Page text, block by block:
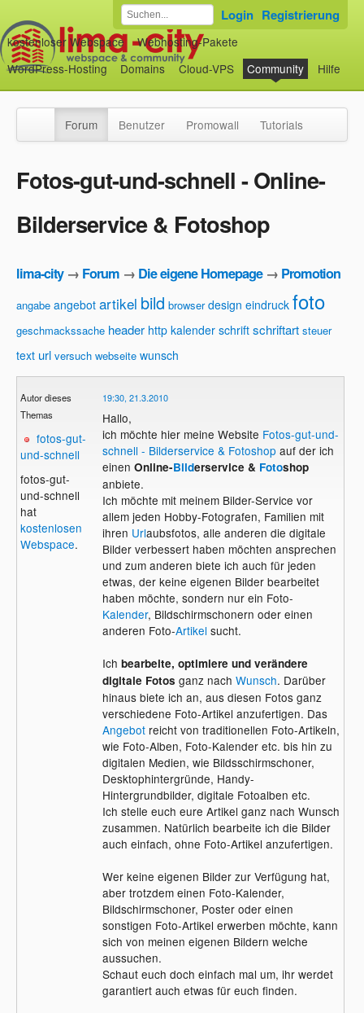
kostenloser Webspace
Webhosting-Pakete
WordPress-Hosting
Domains Cloud-VPS Community Hilfe
Login Registrierung
Forum Benutzer Promowall Tutorials
Fotos-gut-und-schnell - Online-
Bilderservice & Fotoshop
lima-city→ Forum → Die eigene Homepage→ Promotion
angabe angebot artikel bild browser design eindruck foto
geschmackssache header http kalender schrift schriftart steuer
text url versuch webseite wunsch
Autor dieses
Themas
fotos-gut-
und-schnell
fotos-gut-
und-schnell
hat
kostenlosen
Webspace.
19:30, 21.3.2010
Hallo,
ich möchte hier meine Website Fotos-gut-und-
schnell - Bilderservice & Fotoshop auf der ich
einen Online-Bilderservice & Fotoshop
anbiete.
Ich möchte mit meinem Bilder-Service vor
allem jeden Hobby-Fotografen, Familien mit
ihren Urlaubsfotos, alle anderen die digitale
Bilder verbessert haben möchten ansprechen
und zum anderen biete ich auch für jeden
etwas, der keine eigenen Bilder bearbeitet
haben möchte, sondern nur ein Foto-
Kalender, Bildschirmschonern oder einen
anderen Foto-Artikel sucht.
Ich bearbeite, optimiere und verändere
digitale Fotos ganz nach Wunsch. Darüber
hinaus biete ich an, aus diesen Fotos ganz
verschiedene Foto-Artikel anzufertigen. Das
Angebotreicht von traditionellen Foto-Artikeln,
wie Foto-Alben, Foto-Kalender etc. bis hin zu
digitalen Medien, wie Bildsschirmschoner,
Desktophintergründe, Handy-
Hintergrundbilder, digitale Fotoalben etc.
Ich stelle euch eure Artikel ganz nach Wunsch
zusammen. Natürlich bearbeite ich die Bilder
auch einfach, ohne Foto-Artikel anzufertigen.
Wer keine eigenen Bilder zur Verfügung hat,
aber trotzdem einen Foto-Kalender,
Bildschirmschoner, Poster oder einen
sonstigen Foto-Artikel erwerben möchte, kann
sich von meinen eigenen Bildern welche
aussuchen.
Schaut euch doch einfach mal um, ihr werdet
garantiert auch etwas für euch finden.